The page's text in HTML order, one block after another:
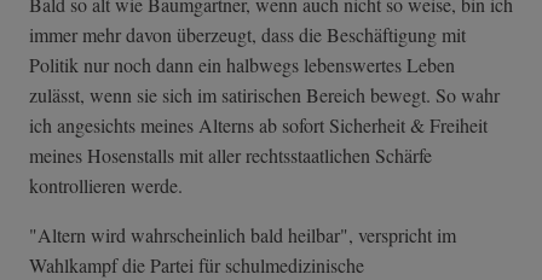
immer mehr davon überzeugt, dass die Beschäftigung mit
Politik nur noch dann ein halbwegs lebenswertes Leben
zulässt, wenn sie sich im satirischen Bereich bewegt. So wahr
ich angesichts meines Alterns ab sofort Sicherheit & Freiheit
meines Hosenstalls mit aller rechtsstaatlichen Schärfe
kontrollieren werde.
"Altern wird wahrscheinlich bald heilbar", verspricht im
Wahlkampf die Partei für schulmedizinische